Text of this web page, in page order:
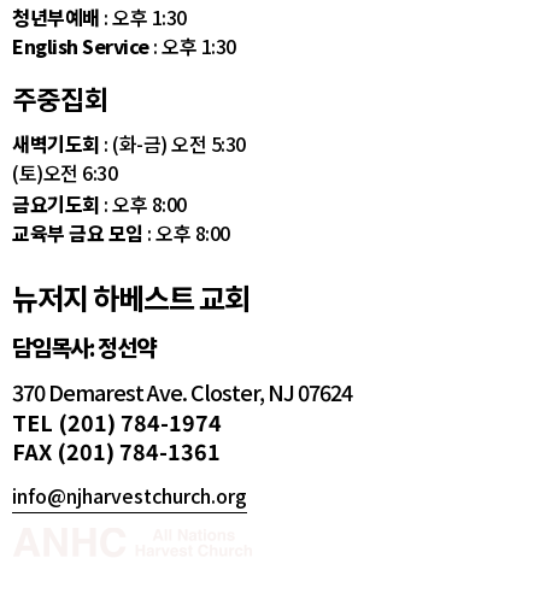
청년부예배 : 오후 1:30
English Service: 오후 1:30
주중집회
새벽기도회 : (화-금) 오전 5:30
(토)오전 6:30
금요기도회 : 오후 8:00
교육부 금요 모임 : 오후 8:00
뉴저지 하베스트 교회
담임목사: 정선약
370 Demarest Ave. Closter, NJ 07624
TEL (201) 784-1974
FAX (201) 784-1361
info@njharvestchurch.org